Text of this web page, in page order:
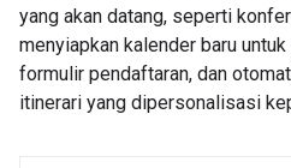
yang akan datang, seperti
menyiapkan kalender baru
formulir pendaftaran, dan
itinerari yang dipersonalisasi